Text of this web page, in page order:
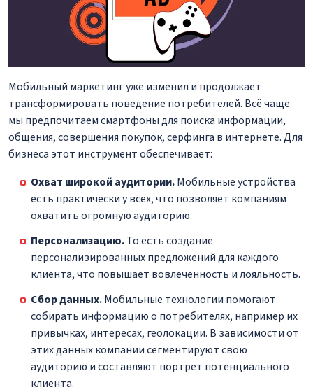
Мобильный маркетинг уже изменил и продолжает
трансформировать поведение потребителей. Всё чаще
мы предпочитаем смартфоны для поиска информации,
общения, совершения покупок, серфинга в интернете. Для
бизнеса этот инструмент обеспечивает:
Охват широкой аудитории.Мобильные устройства
есть практически у всех, что позволяет компаниям
охватить огромную аудиторию.
Персонализацию.То есть создание
персонализированных предложений для каждого
клиента, что повышает вовлеченность и лояльность.
Сбор данных.Мобильные технологии помогают
собирать информацию о потребителях, например их
привычках, интересах, геолокации. В зависимости от
этих данных компании сегментируют свою
аудиторию и составляют портрет потенциального
клиента.